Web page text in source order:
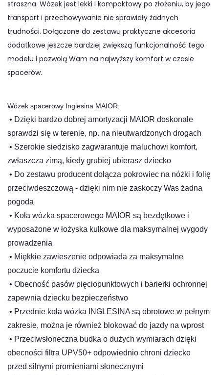
straszna. Wózek jest lekki i kompaktowy po złożeniu, by jego
transport i przechowywanie nie sprawiały żadnych
trudności. Dołączone do zestawu praktyczne akcesoria
dodatkowe jeszcze bardziej zwiększą funkcjonalność tego
modelu i pozwolą Wam na najwyższy komfort w czasie
spacerów.
Wózek spacerowy Inglesina MAIOR:
• Dzięki bardzo dobrej amortyzacji MAIOR doskonale
sprawdzi się w terenie, np. na nieutwardzonych drogach
• Szerokie siedzisko zagwarantuje maluchowi komfort,
zwłaszcza zimą, kiedy grubiej ubierasz dziecko
• Do zestawu producent dołącza pokrowiec na nóżki i folię
przeciwdeszczową - dzięki nim nie zaskoczy Was żadna
pogoda
• Koła wózka spacerowego MAIOR są bezdętkowe i
wyposażone w łożyska kulkowe dla maksymalnej wygody
prowadzenia
• Miękkie zawieszenie odpowiada za maksymalne
poczucie komfortu dziecka
• Obecność pasów pięciopunktowych i barierki ochronnej
zapewnia dziecku bezpieczeństwo
• Przednie koła wózka INGLESINA są obrotowe w pełnym
zakresie, można je również blokować do jazdy na wprost
• Przeciwsłoneczna budka o dużych wymiarach dzięki
obecności filtra UPV50+ odpowiednio chroni dziecko
przed silnymi promieniami słonecznymi